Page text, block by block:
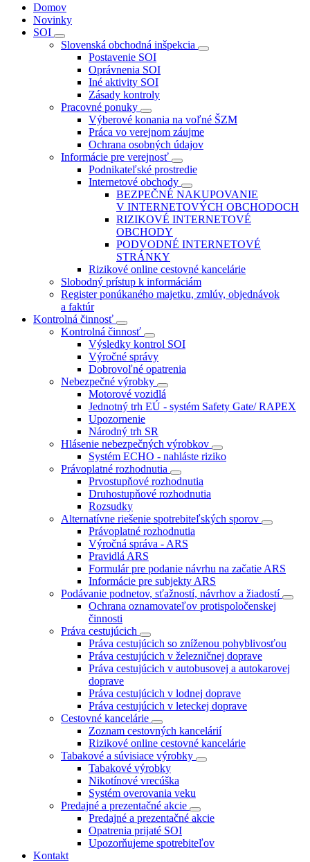
Domov
Novinky
SOI
Slovenská obchodná inšpekcia
Postavenie SOI
Oprávnenia SOI
Iné aktivity SOI
Zásady kontroly
Pracovné ponuky
Výberové konania na voľné ŠZM
Práca vo verejnom záujme
Ochrana osobných údajov
Informácie pre verejnosť
Podnikateľské prostredie
Internetové obchody
BEZPEČNÉ NAKUPOVANIE
V INTERNETOVÝCH OBCHODOCH
RIZIKOVÉ INTERNETOVÉ
OBCHODY
PODVODNÉ INTERNETOVÉ
STRÁNKY
Rizikové online cestovné kancelárie
Slobodný prístup k informáciám
Register ponúkaného majetku, zmlúv, objednávok
a faktúr
Kontrolná činnosť
Kontrolná činnosť
Výsledky kontrol SOI
Výročné správy
Dobrovoľné opatrenia
Nebezpečné výrobky
Motorové vozidlá
Jednotný trh EÚ - systém Safety Gate/ RAPEX
Upozornenie
Národný trh SR
Hlásenie nebezpečných výrobkov
Systém ECHO - nahláste riziko
Právoplatné rozhodnutia
Prvostupňové rozhodnutia
Druhostupňové rozhodnutia
Rozsudky
Alternatívne riešenie spotrebiteľských sporov
Právoplatné rozhodnutia
Výročná správa - ARS
Pravidlá ARS
Formulár pre podanie návrhu na začatie ARS
Informácie pre subjekty ARS
Podávanie podnetov, sťažností, návrhov a žiadostí
Ochrana oznamovateľov protispoločenskej
činnosti
Práva cestujúcich
Práva cestujúcich so zníženou pohyblivosťou
Práva cestujúcich v železničnej doprave
Práva cestujúcich v autobusovej a autokarovej
doprave
Práva cestujúcich v lodnej doprave
Práva cestujúcich v leteckej doprave
Cestovné kancelárie
Zoznam cestovných kancelárií
Rizikové online cestovné kancelárie
Tabakové a súvisiace výrobky
Tabakové výrobky
Nikotínové vrecúška
Systém overovania veku
Predajné a prezentačné akcie
Predajné a prezentačné akcie
Opatrenia prijaté SOI
Upozorňujeme spotrebiteľov
Kontakt